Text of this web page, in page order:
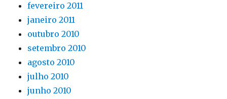
fevereiro 2011
janeiro 2011
outubro 2010
setembro 2010
agosto 2010
julho 2010
junho 2010